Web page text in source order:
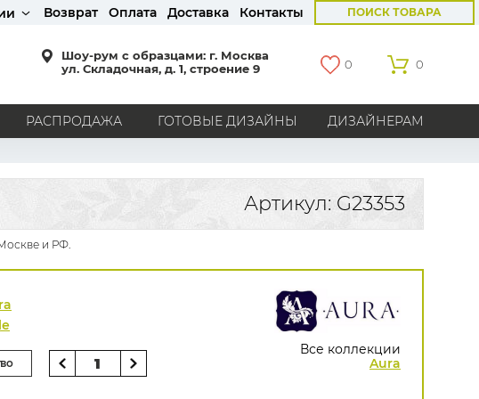
Возврат Оплата Доставка Контакты ПОИСК ТОВАРА
Шоу-рум с образцами: г. Москва
ул. Складочная, д. 1, строение 9
0 0
РАСПРОДАЖА ГОТОВЫЕ ДИЗАЙНЫ ДИЗАЙНЕРАМ
Америка
Англия Бельгия
Германия
Голландия
Россия Все страны
БРЕНДЫ
Aura
Bernardo Bartalucci
Zambaiti
AS Creation
Hygge Roll
Артикул: G23353
и РФ.
Все коллекции
Aura